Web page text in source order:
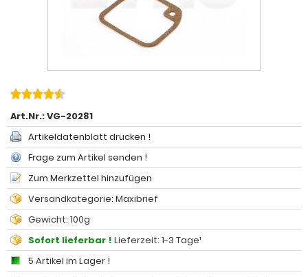
Art.Nr.:VG-20281
Artikeldatenblatt drucken !
Frage zum Artikel senden !
Zum Merkzettel hinzufügen
Versandkategorie: Maxibrief
Gewicht: 100g
Sofort lieferbar ! Lieferzeit: 1-3 Tage¹
5 Artikel im Lager !